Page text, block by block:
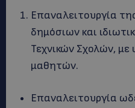
Επαναλειτουργία
δημόσιων και
Τεχνικών Σχολών,
μαθητών.
Επαναλειτουργία